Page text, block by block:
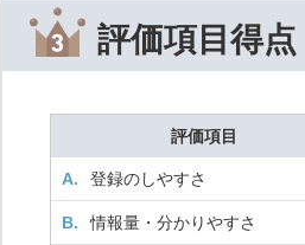
評価項目得点
評価項目
A. 登録のしやすさ
B. 情報量・分かりやすさ